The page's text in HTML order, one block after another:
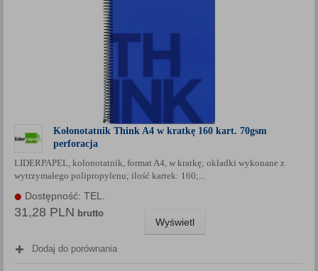
Kołonotatnik Think A4 w kratkę 160 kart. 70gsm
perforacja
LIDERPAPEL, kołonotatnik, format A4, w kratkę; okładki wykonane z
wytrzymałego polipropylenu; ilość kartek: 160;...
Dostępność: TEL.
31,28 PLN brutto
Wyświetl
Dodaj do porównania